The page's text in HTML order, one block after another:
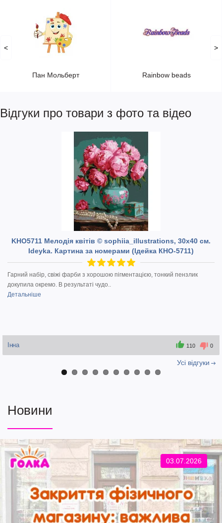
<
Пан Мольберт Rainbow beads
>
Відгуки про товари з фото та відео
KHO5711 Мелодія квітів © sophiia_іllustrations, 30х40 см.
Ideyka. Картина за номерами (Ідейка КНО-5711)
Гарний набір, свіжі фарби з хорошою пігментацією, тонкий пензлик
докупила окремо. В результаті чудо..
Детальніше
Інна 110 0
Усi вiдгуки
Новини
03.07.2026